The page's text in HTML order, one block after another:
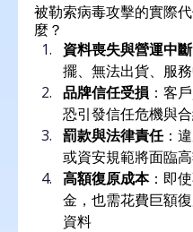
被勒索病毒攻擊的實際
麼？
資料喪失與營運中斷
擺、無法出貨、服
品牌信任受損 ：客
恐引發信任危機與
罰款與法律責任：
或資安規範將面臨
高額復原成本：即
金，也需花費巨額
資料